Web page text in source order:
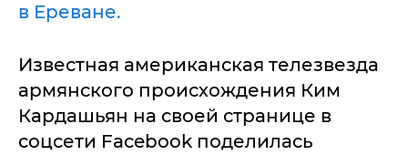
в Ереване.
Известная американская телезвезда
армянского происхождения Ким
Кардашьян на своей странице в
соцсети Facebook поделилась